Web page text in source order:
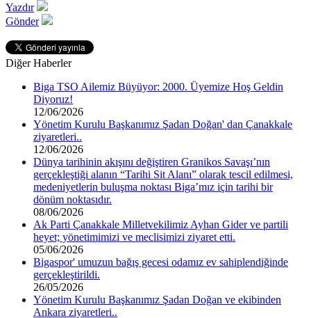
Yazdır
Gönder
Diğer Haberler
Biga TSO Ailemiz Büyüyor: 2000. Üyemize Hoş Geldin
Diyoruz!
12/06/2026
Yönetim Kurulu Başkanımız Şadan Doğan' dan Çanakkale
ziyaretleri..
12/06/2026
Dünya tarihinin akışını değiştiren Granikos Savaşı’nın
gerçekleştiği alanın “Tarihi Sit Alanı” olarak tescil edilmesi,
medeniyetlerin buluşma noktası Biga’mız için tarihi bir
dönüm noktasıdır.
08/06/2026
Ak Parti Çanakkale Milletvekilimiz Ayhan Gider ve partili
heyet; yönetimimizi ve meclisimizi ziyaret etti.
05/06/2026
Bigaspor' umuzun bağış gecesi odamız ev sahiplendiğinde
gerçekleştirildi.
26/05/2026
Yönetim Kurulu Başkanımız Şadan Doğan ve ekibinden
Ankara ziyaretleri..